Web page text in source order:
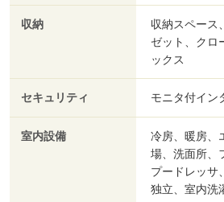
収納
収納スペース
ゼット、クロ
ックス
セキュリティ モニタ付イン
室内設備
冷房、暖房、
場、洗面所、
プードレッサ
独立、室内洗